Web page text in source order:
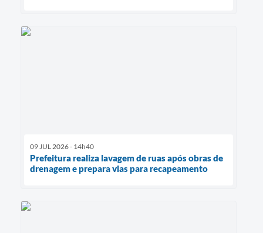
09 JUL 2026 - 14h40
Prefeitura realiza lavagem de ruas após obras de
drenagem e prepara vias para recapeamento